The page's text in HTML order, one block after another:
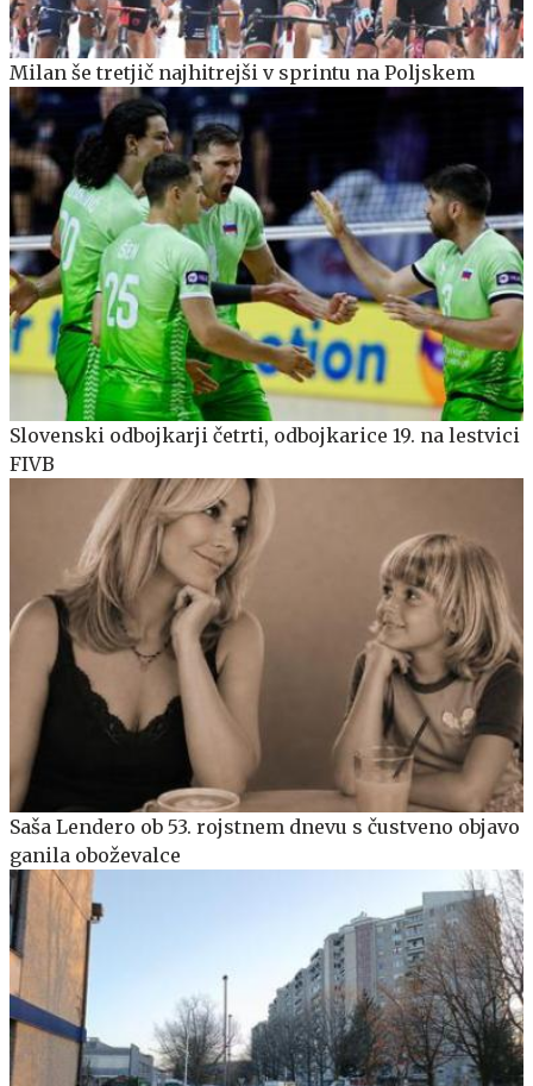
Milan še tretjič najhitrejši v sprintu na Poljskem
Slovenski odbojkarji četrti, odbojkarice 19. na lestvici
FIVB
Saša Lendero ob 53. rojstnem dnevu s čustveno objavo
ganila oboževalce